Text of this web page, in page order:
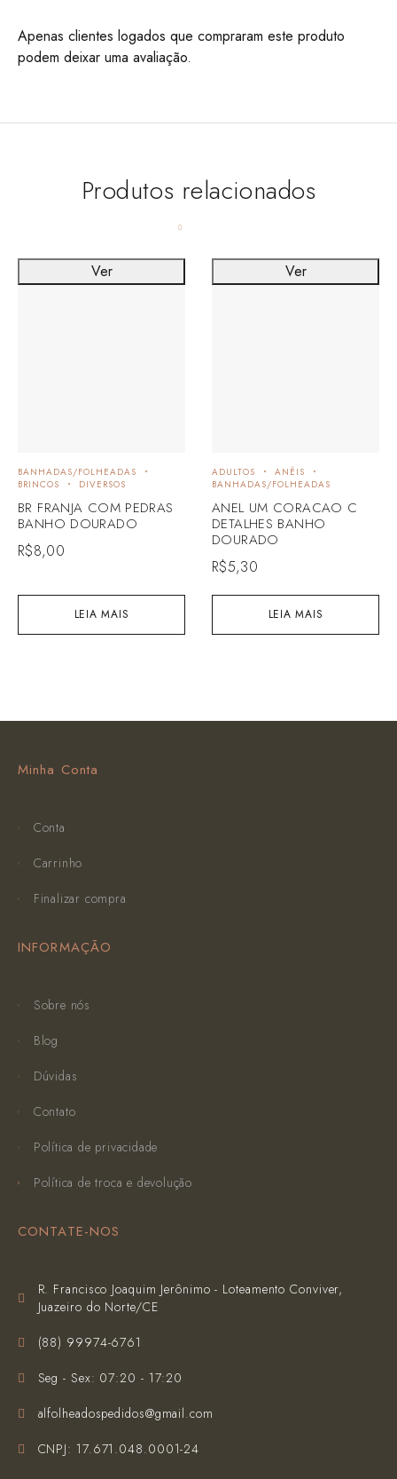
Apenas clientes logados que compraram este produto
podem deixar uma avaliação.
Produtos relacionados
LEIA MAIS
BANHADAS/FOLHEADAS
BRINCOS
DIVERSOS
BR FRANJA COM PEDRAS
BANHO DOURADO
R$8,00
Ver
LEIA MAIS
ADULTOS
ANÉIS
BANHADAS/FOLHEADAS
ANEL UM CORACAO C
DETALHES BANHO
DOURADO
R$5,30
Ver
Minha Conta
Conta
Carrinho
Finalizar compra
INFORMAÇÃO
Sobre nós
Blog
Dúvidas
Contato
Política de privacidade
Política de troca e devolução
CONTATE-NOS
R. Francisco Joaquim Jerônimo - Loteamento Conviver,
Juazeiro do Norte/CE
(‪88) 99974-6761‬
Seg - Sex: 07:20 - 17:20
alfolheadospedidos@gmail.com
CNPJ: 17.671.048.0001-24